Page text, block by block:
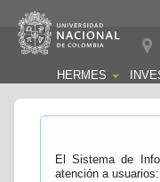
HERMES
El Sistema de
atención a usuarios: